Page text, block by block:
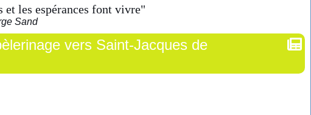
et les espérances font vivre"
Sand
vers Saint-Jacques de